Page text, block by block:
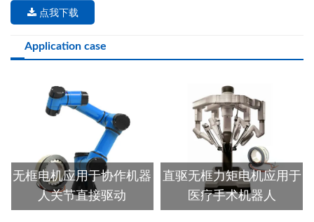
点我下载
Application case
无框电机应用于协作机器
人关节直接驱动
直驱无框力矩电机应用于
医疗手术机器人